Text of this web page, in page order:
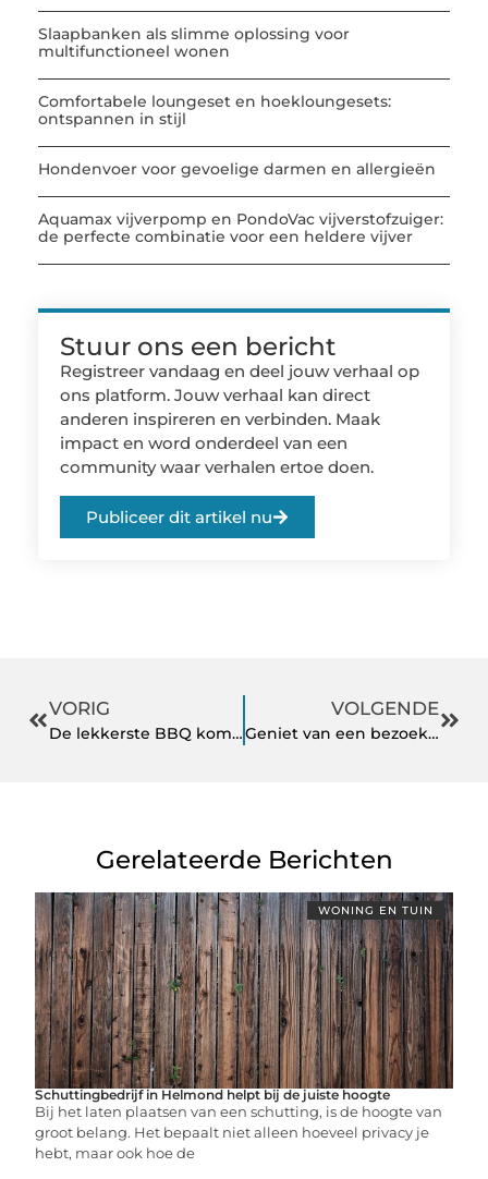
Slaapbanken als slimme oplossing voor
multifunctioneel wonen
Comfortabele loungeset en hoekloungesets:
ontspannen in stijl
Hondenvoer voor gevoelige darmen en allergieën
Aquamax vijverpomp en PondoVac vijverstofzuiger:
de perfecte combinatie voor een heldere vijver
Stuur ons een bericht
Registreer vandaag en deel jouw verhaal op
ons platform. Jouw verhaal kan direct
anderen inspireren en verbinden. Maak
impact en word onderdeel van een
community waar verhalen ertoe doen.
Publiceer dit artikel nu
VORIG
De lekkerste BBQ komt op locatie
VOLGENDE
Geniet van een bezoek aan een wellness met een eigen zomer badjas sauna
Gerelateerde Berichten
WONING EN TUIN
Schuttingbedrijf in Helmond helpt bij de juiste hoogte
Bij het laten plaatsen van een schutting, is de hoogte van
groot belang. Het bepaalt niet alleen hoeveel privacy je
hebt, maar ook hoe de